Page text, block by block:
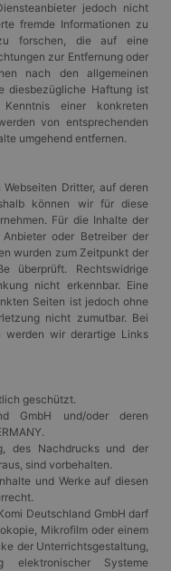
jedoch nicht
fremde Informationen zu
forschen, die auf eine
zur Entfernung oder
nach den allgemeinen
diesbezügliche Haftung ist
einer konkreten
von entsprechenden
umgehend entfernen.
Dritter, auf deren
können wir für diese
Für die Inhalte der
oder Betreiber der
wurden zum Zeitpunkt der
überprüft. Rechtswidrige
nicht erkennbar. Eine
Seiten ist jedoch ohne
nicht zumutbar. Bei
werden wir derartige Links
geschützt.
GmbH und/oder deren
des Nachdrucks und der
sind vorbehalten.
und Werke auf diesen
Deutschland GmbH darf
Mikrofilm oder einem
der Unterrichtsgestaltung,
elektronischer Systeme